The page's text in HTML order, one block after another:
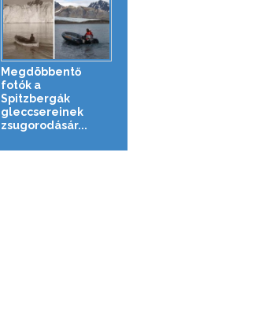
Megdöbbentő
fotók a
Spitzbergák
gleccsereinek
zsugorodásár...